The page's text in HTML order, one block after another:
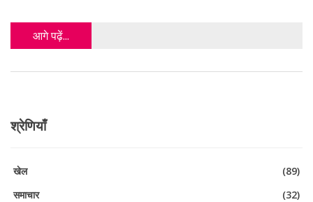
आगे पढ़ें...
श्रेणियाँ
खेल
(89)
समाचार
(32)